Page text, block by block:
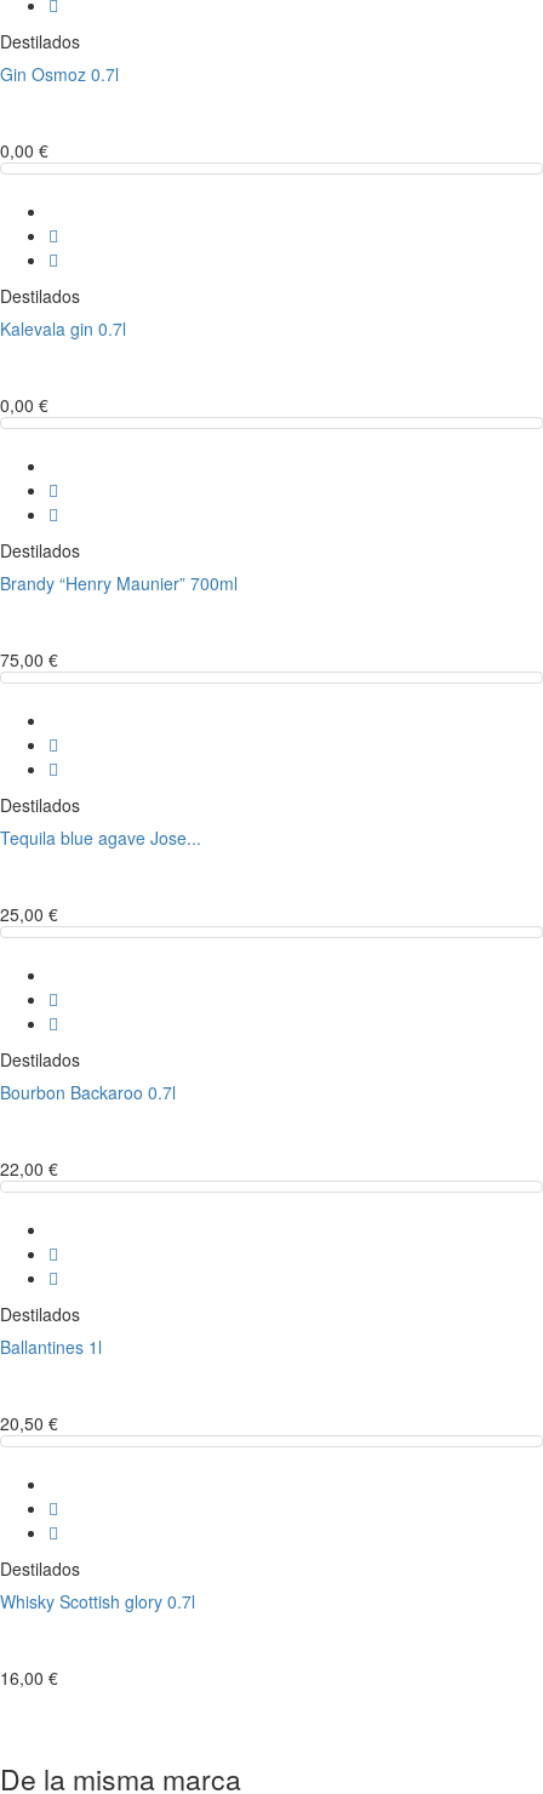
Destilados
Gin Osmoz 0.7l
0,00 €
Destilados
Kalevala gin 0.7l
0,00 €
Destilados
Brandy “Henry Maunier” 700ml
75,00 €
Destilados
Tequila blue agave Jose...
25,00 €
Destilados
Bourbon Backaroo 0.7l
22,00 €
Destilados
Ballantines 1l
20,50 €
Destilados
Whisky Scottish glory 0.7l
16,00 €
De la misma marca